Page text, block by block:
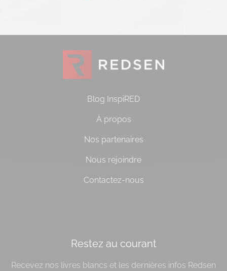
Blog InspiRED
À propos
Nos partenaires
Nous rejoindre
Contactez-nous
Restez au courant
Recevez nos livres blancs et les dernières infos Redsen